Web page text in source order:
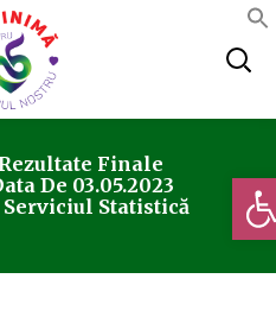
Rezultate Finale
De 03.05.2023
Statistică